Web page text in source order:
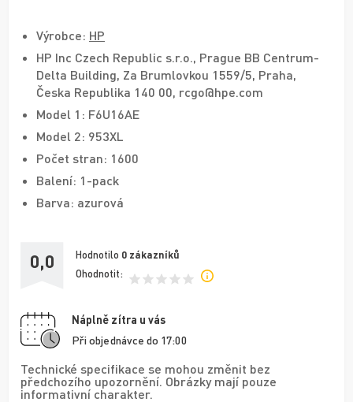
Výrobce: HP
HP Inc Czech Republic s.r.o., Prague BB Centrum-
Delta Building, Za Brumlovkou 1559/5, Praha,
Česka Republika 140 00, rcgo@hpe.com
Model 1: F6U16AE
Model 2: 953XL
Počet stran: 1600
Balení: 1-pack
Barva: azurová
0,0 Hodnotilo 0 zákazníků
Ohodnotit:
Náplně zítra u vás
Při objednávce do 17:00
Technické specifikace se mohou změnit bez
předchozího upozornění. Obrázky mají pouze
informativní charakter.